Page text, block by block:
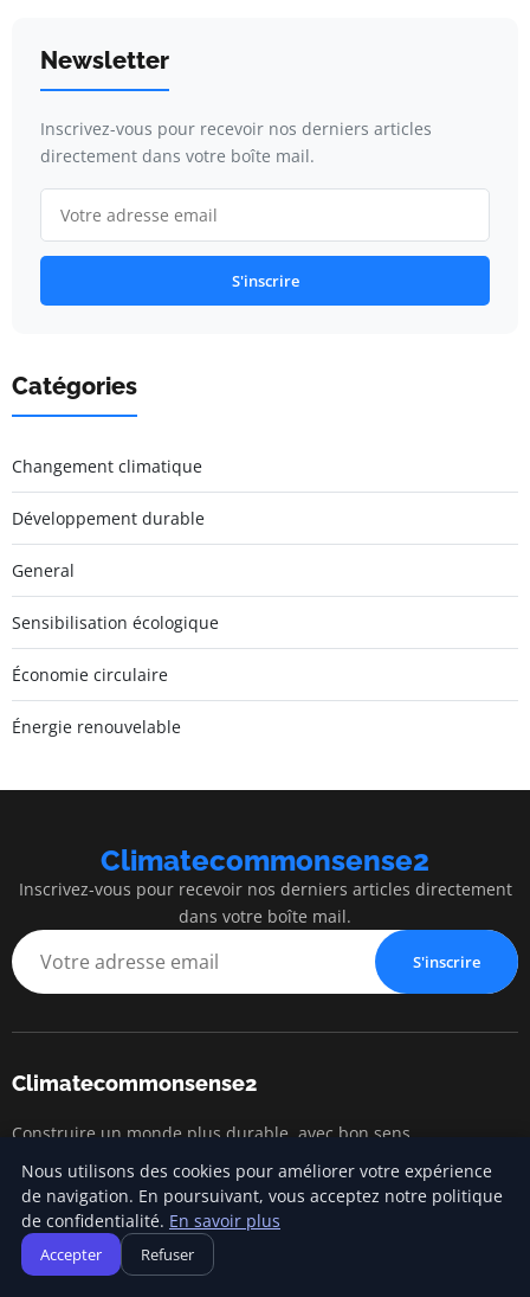
Newsletter
Inscrivez-vous pour recevoir nos derniers articles
directement dans votre boîte mail.
S'inscrire
Catégories
Changement climatique
Développement durable
General
Sensibilisation écologique
Économie circulaire
Énergie renouvelable
Climatecommonsense2
Inscrivez-vous pour recevoir nos derniers articles directement
dans votre boîte mail.
S'inscrire
Climatecommonsense2
Construire un monde plus durable, avec bon sens
Catégories
Changement climatique
Nous utilisons des cookies pour améliorer votre expérience
de navigation. En poursuivant, vous acceptez notre politique
de confidentialité. En savoir plus
Accepter Refuser